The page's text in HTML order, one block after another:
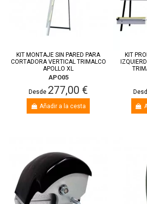
KIT MONTAJE SIN PARED PARA
CORTADORA VERTICAL TRIMALCO
APOLLO XL
APO05
Desde 277,00 €
Añadir a la cesta
KIT